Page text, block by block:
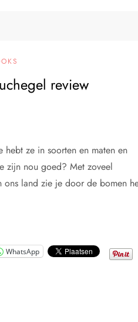
review
hebt ze in soorten en maten en
zijn nou goed? Met zoveel
ons land zie je door de bomen
WhatsApp